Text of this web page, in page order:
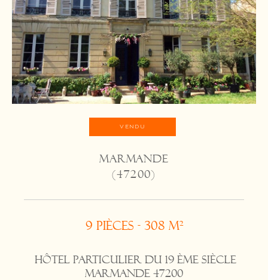
VENDU
MARMANDE
(47200)
9 pièces - 308 m²
Hôtel particulier du 19 ème siècle
Marmande 47200